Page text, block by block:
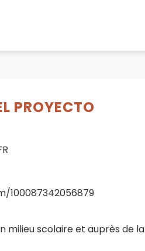
PROYECTO
100087342056879
milieu scolaire et auprès de la